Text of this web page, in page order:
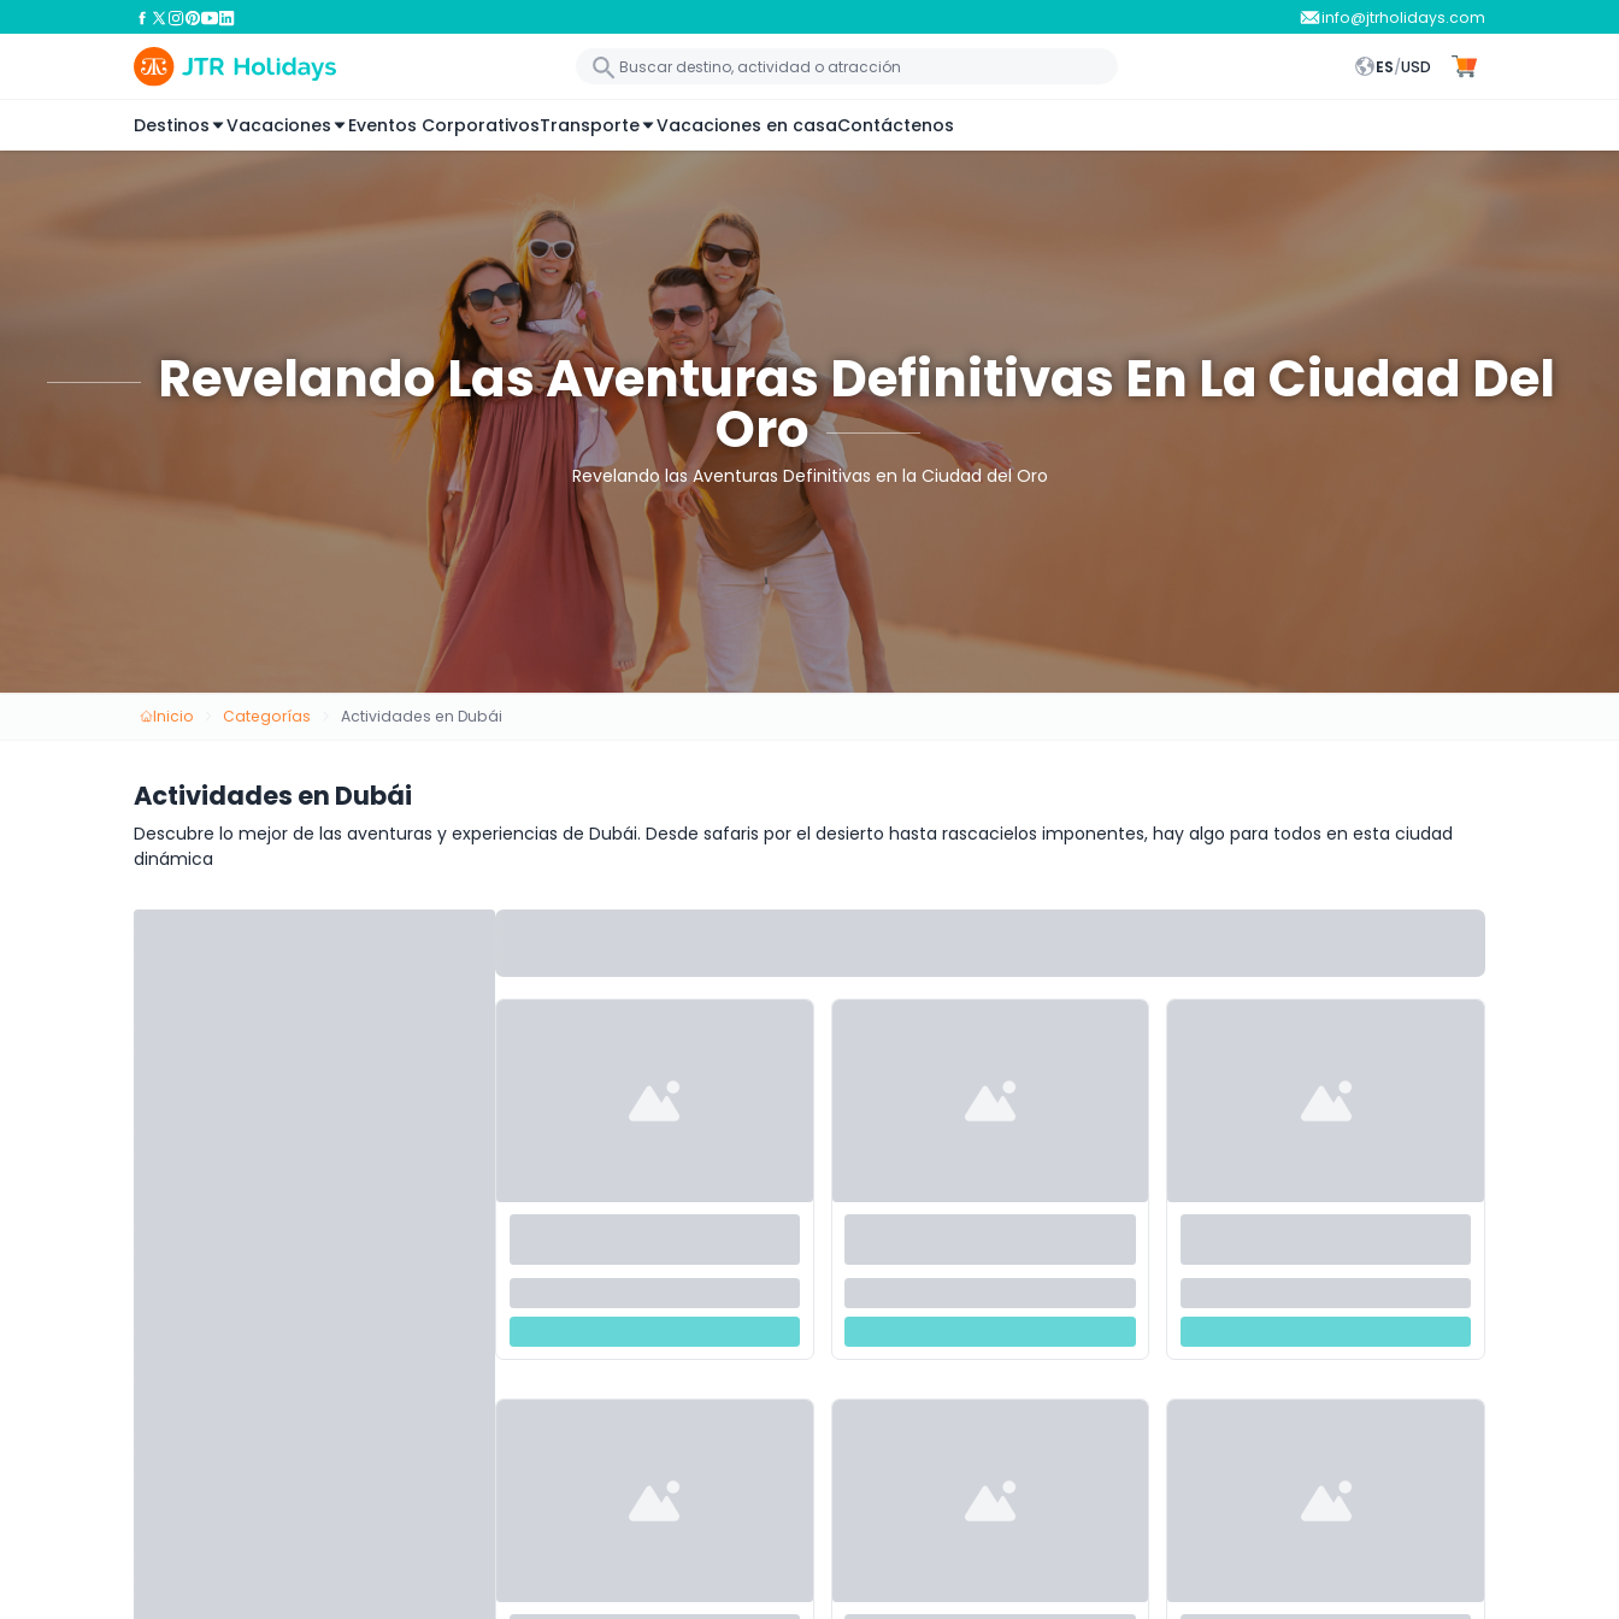
info@jtrholidays.com
ES/USD
Destinos Vacaciones Eventos CorporativosTransporte Vacaciones en casaContáctenos
Revelando Las Aventuras Definitivas En La Ciudad Del
Oro
Revelando las Aventuras Definitivas en la Ciudad del Oro
Inicio Categorías Actividades en Dubái
Actividades en Dubái
Descubre lo mejor de las aventuras y experiencias de Dubái. Desde safaris por el desierto hasta rascacielos imponentes, hay algo para todos en esta ciudad
dinámica